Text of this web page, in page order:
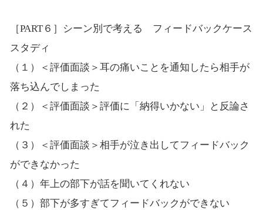
［PART６］シーン別で考える フィードバックケース
スタディ
（１）＜評価面談＞耳の痛いことを通知したら相手が
落ち込んでしまった
（２）＜評価面談＞評価に「納得いかない」と反論さ
れた
（３）＜評価面談＞相手が泣き出してフィードバック
ができなかった
（４）年上の部下が話を聞いてくれない
（５）部下が多すぎてフィードバックができない